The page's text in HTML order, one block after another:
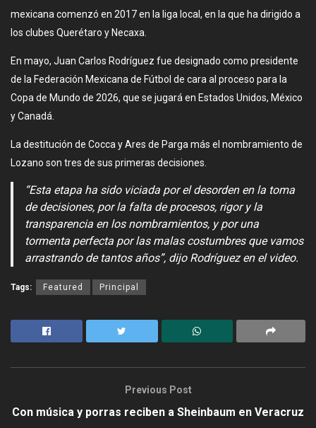
mexicana comenzó en 2017 en la liga local, en la que ha dirigido a
los clubes Querétaro y Necaxa.
En mayo, Juan Carlos Rodríguez fue designado como presidente
de la Federación Mexicana de Fútbol de cara al proceso para la
Copa de Mundo de 2026, que se jugará en Estados Unidos, México
y Canadá.
La destitución de Cocca y Ares de Parga más el nombramiento de
Lozano son tres de sus primeras decisiones.
“Esta etapa ha sido viciada por el desorden en la toma
de decisiones, por la falta de procesos, rigor y la
transparencia en los nombramientos, y por una
tormenta perfecta por las malas costumbres que vamos
arrastrando de tantos años”, dijo Rodríguez en el video.
Tags: Featured Principal
Previous Post
Con música y porras reciben a Sheinbaum en Veracruz